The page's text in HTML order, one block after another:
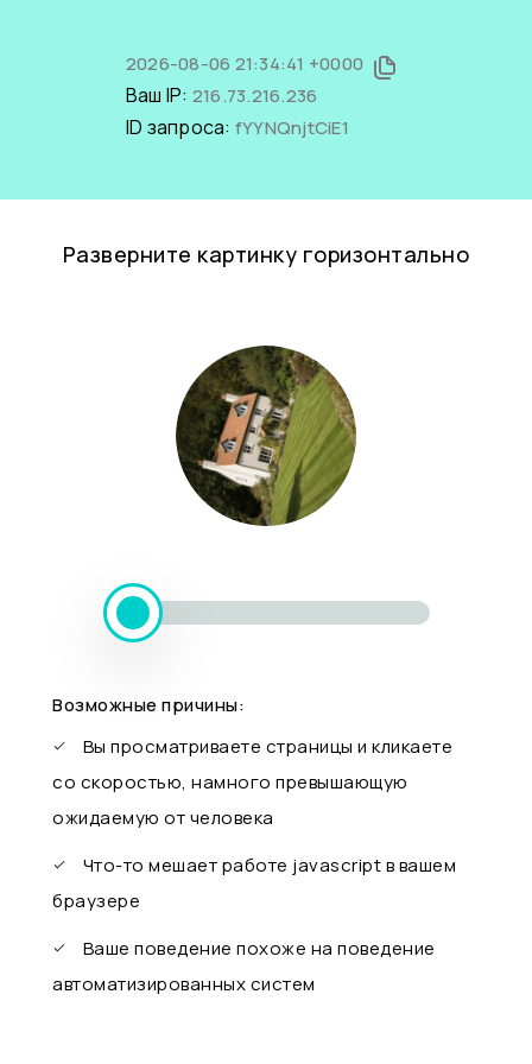
2026-08-06 21:34:41 +0000
Ваш IP: 216.73.216.236
ID запроса: fYYNQnjtCiE1
Разверните картинку горизонтально
Возможные причины:
Вы просматриваете страницы и кликаете
со скоростью, намного превышающую
ожидаемую от человека
Что-то мешает работе javascript в вашем
браузере
Ваше поведение похоже на поведение
автоматизированных систем